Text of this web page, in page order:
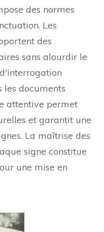
des normes
Les
des
sans alourdir le
documents
attentive permet
et garantit une
La maîtrise des
signe constitue
une mise en